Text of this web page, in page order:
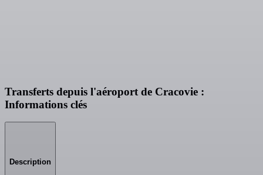
Transferts depuis l'aéroport de Cracovie :
Informations clés
Description